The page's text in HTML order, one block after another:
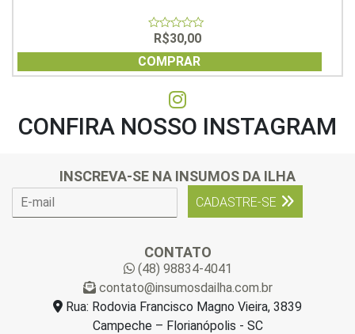
out
of
5
R$30,00
COMPRAR
CONFIRA NOSSO INSTAGRAM
INSCREVA-SE NA INSUMOS DA ILHA
CADASTRE-SE
CONTATO
(48) 98834-4041
contato@insumosdailha.com.br
Rua: Rodovia Francisco Magno Vieira, 3839
Campeche – Florianópolis - SC